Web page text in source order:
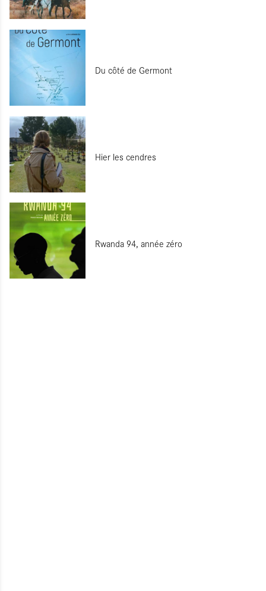
Du côté de Germont
Hier les cendres
Rwanda 94, année zéro